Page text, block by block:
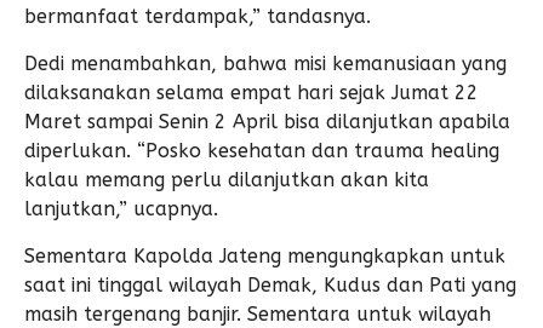
bermanfaat terdampak,” tandasnya.
Dedi menambahkan, bahwa misi kemanusiaan yang
dilaksanakan selama empat hari sejak Jumat 22
Maret sampai Senin 2 April bisa dilanjutkan apabila
diperlukan. “Posko kesehatan dan trauma healing
kalau memang perlu dilanjutkan akan kita
lanjutkan,” ucapnya.
Sementara Kapolda Jateng mengungkapkan untuk
saat ini tinggal wilayah Demak, Kudus dan Pati yang
masih tergenang banjir. Sementara untuk wilayah